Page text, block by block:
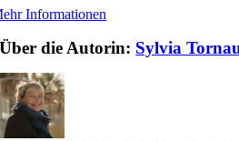
Informationen
Über die Autorin: Sylvia